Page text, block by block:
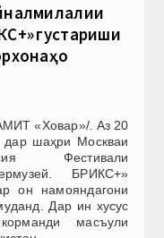
густариши
«Ховар»/. Аз 20
шаҳри Москваи
Фестивали
БРИКС+»
он намояндагони
Дар ин хусус
масъули